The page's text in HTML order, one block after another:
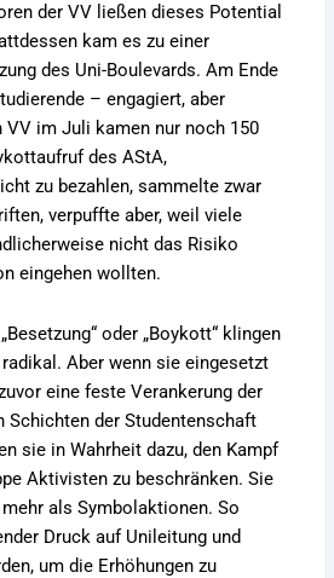
der VV ließen dieses Potential
kam es zu einer
des Uni-Boulevards. Am Ende
– engagiert, aber
im Juli kamen nur noch 150
des AStA,
zu bezahlen, sammelte zwar
verpuffte aber, weil viele
nicht das Risiko
eingehen wollten.
oder „Boykott“ klingen
Aber wenn sie eingesetzt
eine feste Verankerung der
Schichten der Studentenschaft
sie in Wahrheit dazu, den Kampf
Aktivisten zu beschränken. Sie
als Symbolaktionen. So
Druck auf Unileitung und
um die Erhöhungen zu